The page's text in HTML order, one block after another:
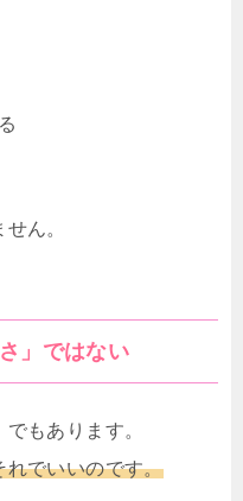
ん。
」ではない
もあります。
れでいいのです。